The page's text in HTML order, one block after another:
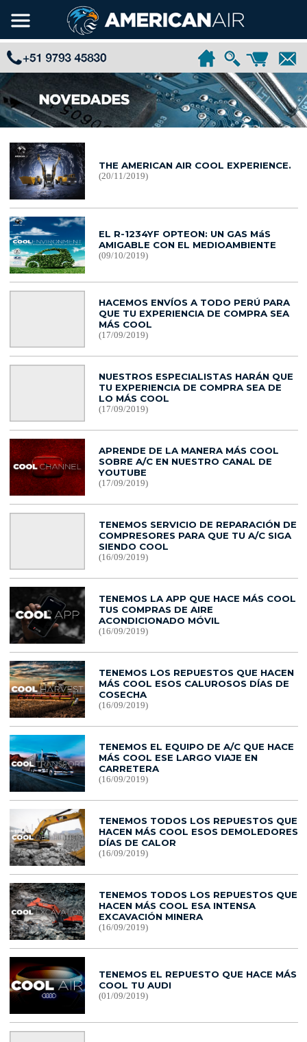
THE AMERICAN AIR COOL EXPERIENCE.
(20/11/2019)
EL R-1234YF OPTEON: UN GAS MáS
AMIGABLE CON EL MEDIOAMBIENTE
(09/10/2019)
HACEMOS ENVÍOS A TODO PERÚ PARA
QUE TU EXPERIENCIA DE COMPRA SEA
MÁS COOL
(17/09/2019)
NUESTROS ESPECIALISTAS HARÁN QUE
TU EXPERIENCIA DE COMPRA SEA DE
LO MÁS COOL
(17/09/2019)
APRENDE DE LA MANERA MÁS COOL
SOBRE A/C EN NUESTRO CANAL DE
YOUTUBE
(17/09/2019)
TENEMOS SERVICIO DE REPARACIÓN DE
COMPRESORES PARA QUE TU A/C SIGA
SIENDO COOL
(16/09/2019)
TENEMOS LA APP QUE HACE MÁS COOL
TUS COMPRAS DE AIRE
ACONDICIONADO MÓVIL
(16/09/2019)
TENEMOS LOS REPUESTOS QUE HACEN
MÁS COOL ESOS CALUROSOS DÍAS DE
COSECHA
(16/09/2019)
TENEMOS EL EQUIPO DE A/C QUE HACE
MÁS COOL ESE LARGO VIAJE EN
CARRETERA
(16/09/2019)
TENEMOS TODOS LOS REPUESTOS QUE
HACEN MÁS COOL ESOS DEMOLEDORES
DÍAS DE CALOR
(16/09/2019)
TENEMOS TODOS LOS REPUESTOS QUE
HACEN MÁS COOL ESA INTENSA
EXCAVACIÓN MINERA
(16/09/2019)
TENEMOS EL REPUESTO QUE HACE MÁS
COOL TU AUDI
(01/09/2019)